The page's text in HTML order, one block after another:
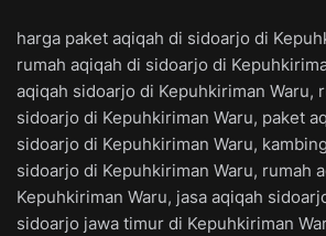
harga paket aqiqah di sidoarjo di
rumah aqiqah di sidoarjo di
aqiqah sidoarjo di Kepuhkiriman Waru,
sidoarjo di Kepuhkiriman Waru, paket
sidoarjo di Kepuhkiriman Waru,
sidoarjo di Kepuhkiriman Waru, rumah
Kepuhkiriman Waru, jasa aqiqah
sidoarjo jawa timur di Kepuhkiriman